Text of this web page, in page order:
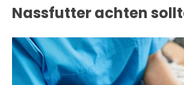
Nassfutter achten